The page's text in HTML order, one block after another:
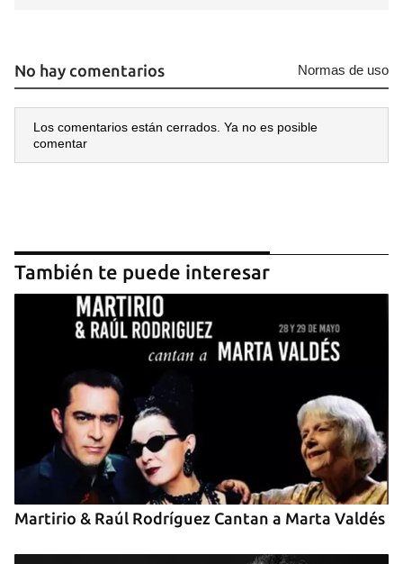
Guardar como favorito
Para poder guardar como favorito, primero has de
iniciar sesión con tu cuenta de 14ymedio.
INICIAR SESIÓN CANCELAR
No hay comentarios Normas de uso
Los comentarios están cerrados. Ya no es posible
comentar
También te puede interesar
Martirio & Raúl Rodríguez Cantan a Marta Valdés